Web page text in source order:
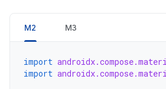
M2 M3
import
import